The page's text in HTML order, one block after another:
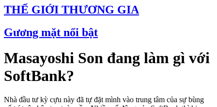
THẾ GIỚI THƯƠNG GIA
Gương mặt nổi bật
Masayoshi Son đang làm gì với
SoftBank?
Nhà đầu tư kỳ cựu này đã tự đặt mình vào trung tâm của sự bùng